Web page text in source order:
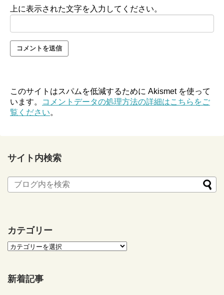
上に表示された文字を入力してください。
このサイトはスパムを低減するために Akismet を使って
います。
コメントデータの処理方法の詳細はこちらをご
覧ください。
サイト内検索
カテゴリー
新着記事